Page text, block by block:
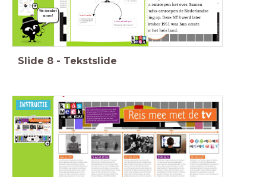
We doen het
samen!
Slide 8 - Tekstslide
1920
radio
omroepen
verzuiling
1950
1e tv, zwart-wit, Philips, alleen
Eindhoven, radio-
omroepen richtten NTS op (later
NOS), 2 oktober 1951
1e tv-uitzending hele land.